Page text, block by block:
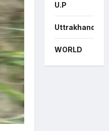
U.P
Uttrakhand
WORLD